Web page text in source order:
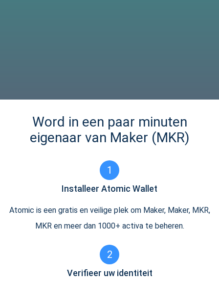
Word in een paar minuten
eigenaar van Maker (MKR)
1
Installeer Atomic Wallet
Atomic is een gratis en veilige plek om Maker, Maker, MKR,
MKR en meer dan 1000+ activa te beheren.
2
Verifieer uw identiteit